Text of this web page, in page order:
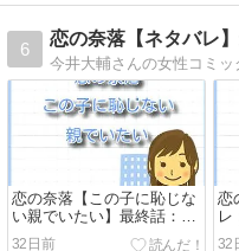
6
恋の奈落【ネタバレ
恋の奈落【この子に恥じな
い親でいたい】最終話：最
後に選ぶ“親”の答えと
32日前
恋
レ
32